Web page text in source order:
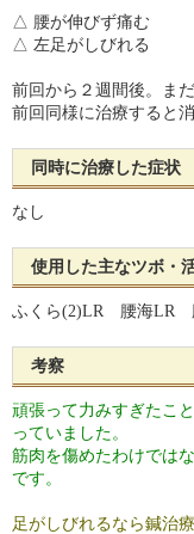
△ 腰が伸びず痛む
△ 左足がしびれる
前回から２週間後。ま
前回同様に治療すると消
同時に治療した症状
なし
使用した主なツボ・
ふくら(2)LR 腰海LR
考察
頑張って力みすぎたこ
っていました。
筋肉を傷めたわけでは
です。
足がしびれるなら鍼治